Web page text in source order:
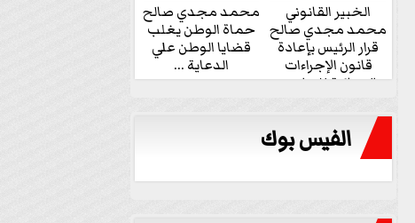
الخبير القانوني
محمد مجدي صالح
قرار الرئيس بإعادة
قانون الإجراءات
الجنائية للنواب...
محمد مجدي صالح
حماة الوطن يغلب
قضايا الوطن علي
الدعاية ...
الفيس بوك